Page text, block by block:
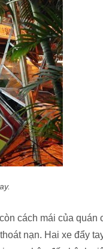
cách mái của quán
nạn. Hai xe đẩy